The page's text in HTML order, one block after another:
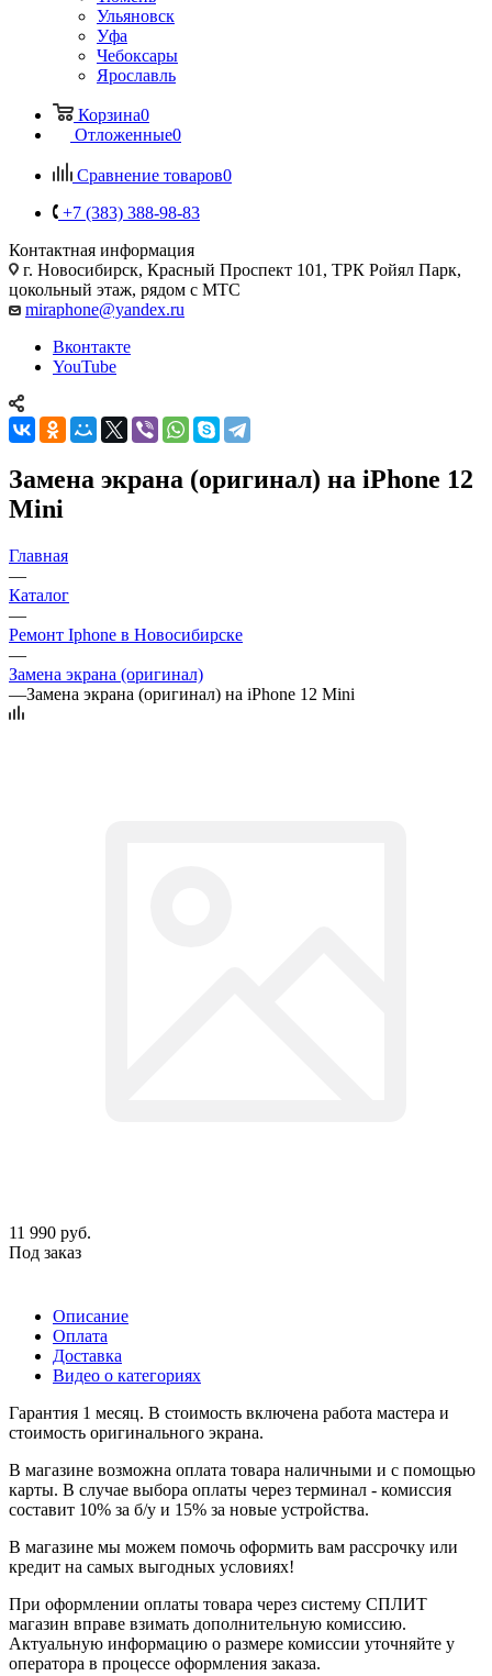
Ульяновск
Уфа
Чебоксары
Ярославль
Корзина0
Отложенные0
Сравнение товаров0
+7 (383) 388-98-83
Контактная информация
г. Новосибирск, Красный Проспект 101, ТРК Ройял Парк,
цокольный этаж, рядом с МТС
miraphone@yandex.ru
Вконтакте
YouTube
Замена экрана (оригинал) на iPhone 12
Mini
Главная
—
Каталог
—
Ремонт Iphone в Новосибирске
—
Замена экрана (оригинал)
—Замена экрана (оригинал) на iPhone 12 Mini
11 990 руб.
Под заказ
Описание
Оплата
Доставка
Видео о категориях
Гарантия 1 месяц. В стоимость включена работа мастера и
стоимость оригинального экрана.
В магазине возможна оплата товара наличными и с помощью
карты. В случае выбора оплаты через терминал - комиссия
составит 10% за б/у и 15% за новые устройства.
В магазине мы можем помочь оформить вам рассрочку или
кредит на самых выгодных условиях!
При оформлении оплаты товара через систему СПЛИТ
магазин вправе взимать дополнительную комиссию.
Актуальную информацию о размере комиссии уточняйте у
оператора в процессе оформления заказа.